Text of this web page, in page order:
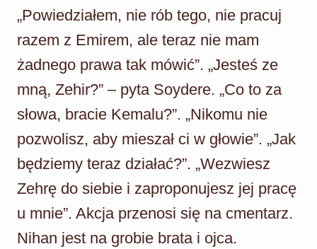
„Powiedziałem, nie rób tego, nie pracuj
razem z Emirem, ale teraz nie mam
żadnego prawa tak mówić”. „Jesteś ze
mną, Zehir?” – pyta Soydere. „Co to za
słowa, bracie Kemalu?”. „Nikomu nie
pozwolisz, aby mieszał ci w głowie”. „Jak
będziemy teraz działać?”. „Wezwiesz
Zehrę do siebie i zaproponujesz jej pracę
u mnie”. Akcja przenosi się na cmentarz.
Nihan jest na grobie brata i ojca.